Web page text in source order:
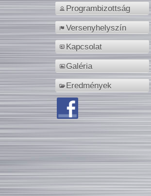
Programbizottság
Versenyhelyszín
Kapcsolat
Galéria
Eredmények